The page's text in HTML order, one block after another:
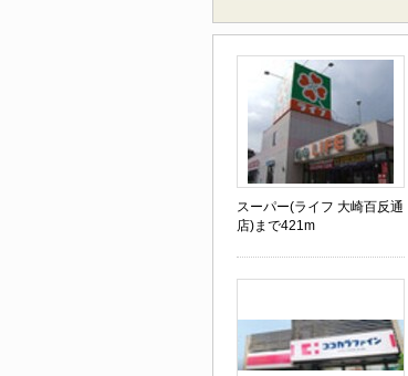
スーパー(ライフ 大崎百反通
店)まで421m